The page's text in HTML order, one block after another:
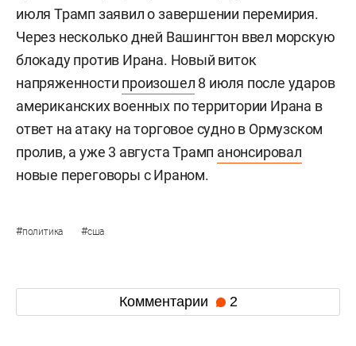
июля Трамп заявил о завершении перемирия.
Через несколько дней Вашингтон ввел морскую
блокаду против Ирана. Новый виток
напряженности произошел 8 июля после ударов
американских военных по территории Ирана в
ответ на атаку на торговое судно в Ормузском
пролив, а уже 3 августа Трамп анонсировал
новые переговоры с Ираном.
#политика #сша
Комментарии 2